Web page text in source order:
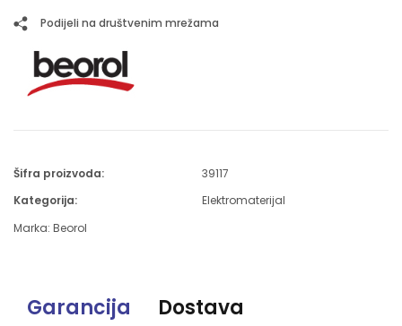
Podijeli na društvenim mrežama
Šifra proizvoda:
39117
Kategorija:
Elektromaterijal
Marka: Beorol
Garancija Dostava